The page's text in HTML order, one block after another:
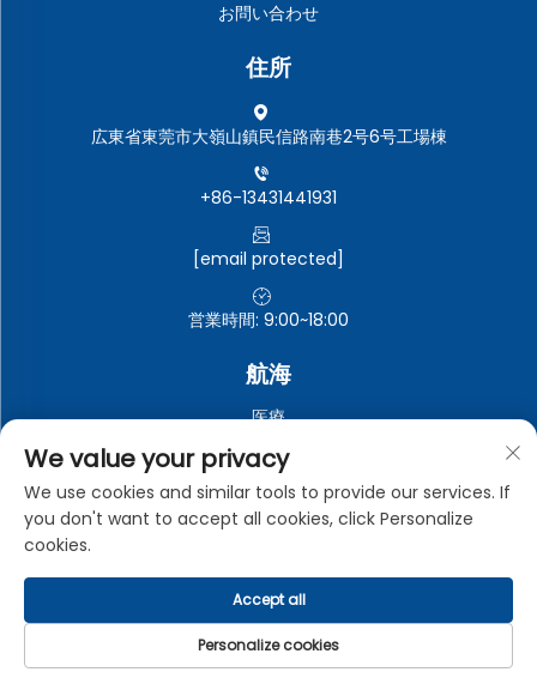
お問い合わせ
住所
広東省東莞市大嶺山鎮民信路南巷2号6号工場棟
+86-13431441931
[email protected]
営業時間: 9:00~18:00
航海
医療
自動車電子機器
電子・電気機器
工業用
Copyright © 東莞市中曼工業有限公司。全著作権所有。 - プライ
バシーポリシー
We value your privacy
We use cookies and similar tools to provide our services. If
you don't want to accept all cookies, click Personalize
cookies.
Personalize cookies
Accept all